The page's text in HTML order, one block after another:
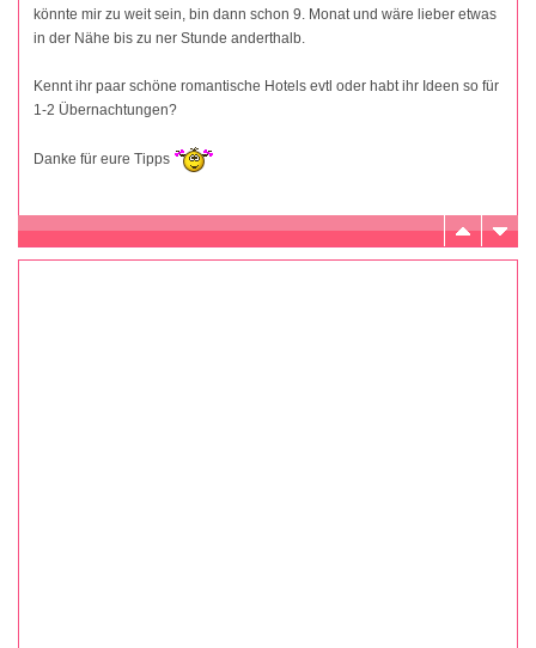
könnte mir zu weit sein, bin dann schon 9. Monat und wäre lieber etwas
in der Nähe bis zu ner Stunde anderthalb.
Kennt ihr paar schöne romantische Hotels evtl oder habt ihr Ideen so für
1-2 Übernachtungen?
Danke für eure Tipps